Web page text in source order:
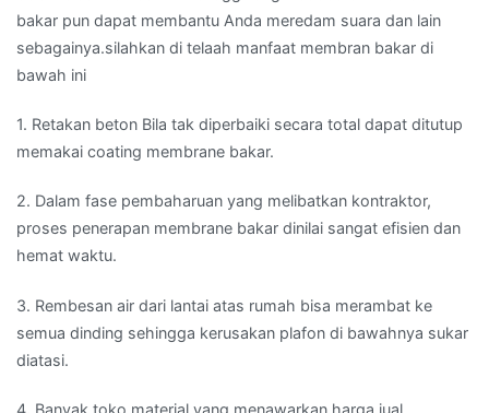
bakar pun dapat membantu Anda meredam suara dan lain
sebagainya.silahkan di telaah manfaat membran bakar di
bawah ini
1. Retakan beton Bila tak diperbaiki secara total dapat ditutup
memakai coating membrane bakar.
2. Dalam fase pembaharuan yang melibatkan kontraktor,
proses penerapan membrane bakar dinilai sangat efisien dan
hemat waktu.
3. Rembesan air dari lantai atas rumah bisa merambat ke
semua dinding sehingga kerusakan plafon di bawahnya sukar
diatasi.
4. Banyak toko material yang menawarkan harga jual